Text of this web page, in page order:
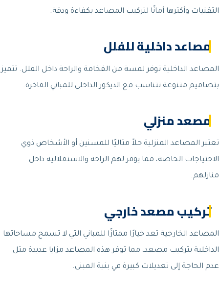
التقنيات وأكثرها أمانًا لتركيب المصاعد بكفاءة ودقة.
مصاعد داخلية للفلل
المصاعد الداخلية توفر لمسة من الفخامة والراحة داخل الفلل. تتميز
بتصاميم متنوعة تتناسب مع الديكور الداخلي للمباني الفاخرة.
مصعد منزلي
تعتبر المصاعد المنزلية حلاً مثاليًا للمسنين أو الأشخاص ذوي
الاحتياجات الخاصة، مما يوفر لهم الراحة والاستقلالية داخل
منازلهم.
تركيب مصعد خارجي
المصاعد الخارجية تعد خيارًا ممتازًا للمباني التي لا تسمح مساحاتها
الداخلية بتركيب مصعد، مما توفر هذه المصاعد مزايا عديدة مثل
عدم الحاجة إلى تعديلات كبيرة في بنية المبنى.